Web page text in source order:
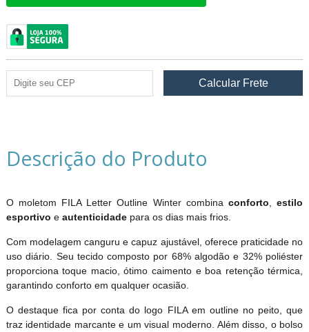
Descrição do Produto
O moletom FILA Letter Outline Winter combina conforto
estilo
esportivo e autenticidadepara os dias mais frios.
Com modelagem canguru e capuz ajustável, oferece praticidade no
uso diário. Seu tecido composto por 68% algodão e 32% poliéster
proporciona toque macio, ótimo caimento e boa retenção térmica,
garantindo conforto em qualquer ocasião.
O destaque fica por conta do logo FILA em outline no peito, que
traz identidade marcante e um visual moderno. Além disso, o bolso